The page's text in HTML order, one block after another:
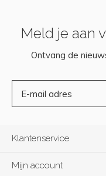
Meld je aan
Ontvang de
Klantenservice
Mijn account